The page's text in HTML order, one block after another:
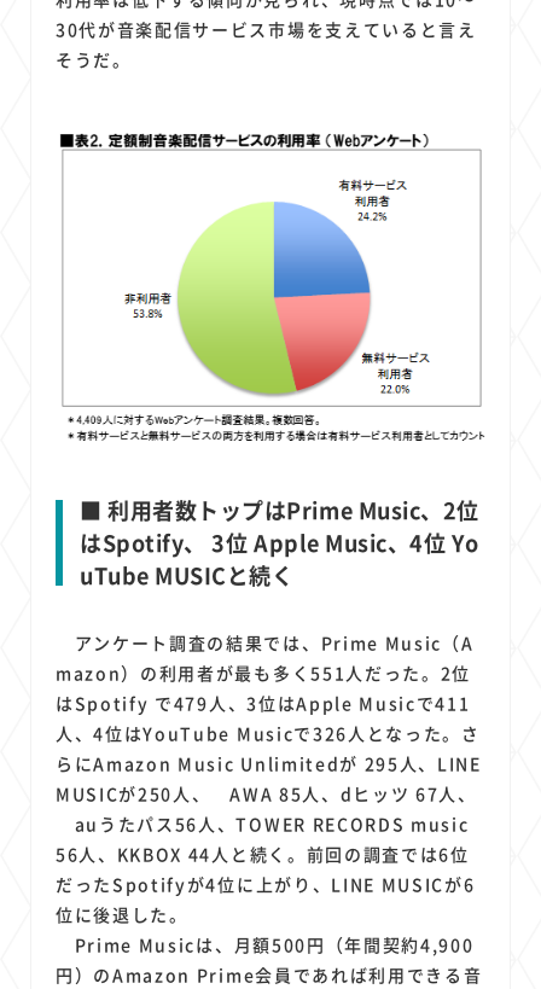
30代が音楽配信サービス市場を支えていると言え
そうだ。
■ 利用者数トップはPrime Music、2位
はSpotify、 3位 Apple Music、4位 Yo
uTube MUSICと続く
アンケート調査の結果では、Prime Music（A
mazon）の利用者が最も多く551人だった。2位
はSpotify で479人、3位はApple Musicで411
人、4位はYouTube Musicで326人となった。さ
らにAmazon Music Unlimitedが 295人、LINE
MUSICが250人、 AWA 85人、dヒッツ 67人、
auうたパス56人、TOWER RECORDS music
56人、KKBOX 44人と続く。前回の調査では6位
だったSpotifyが4位に上がり、LINE MUSICが6
位に後退した。
Prime Musicは、月額500円（年間契約4,900
円）のAmazon Prime会員であれば利用できる音